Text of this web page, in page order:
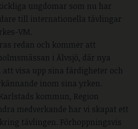
ungdomar som nu har
till internationella tävlingar
VM.
redan och kommer att
i Älvsjö, där nya
visa upp sina färdigheter och
inom sina yrken.
kommun, Region
medverkande har vi skapat ett
tävlingen. Förhoppningsvis